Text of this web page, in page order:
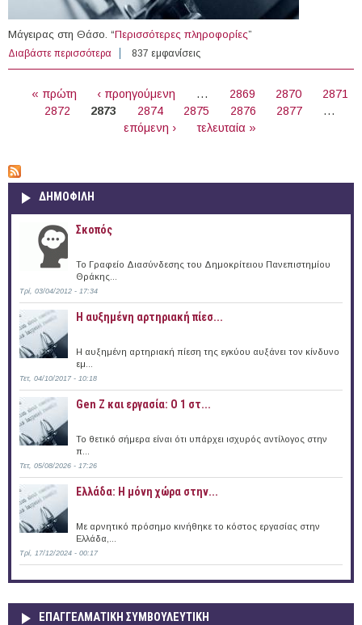
Μάγειρας στη Θάσο. “Περισσότερες πληροφορίες”
Διαβάστε περισσότερα για Μάγειρας στη Θάσο
837 εμφανίσεις
« πρώτη ‹ προηγούμενη … 2869 2870
2871
2872
2873 2874 2875 2876 2877
…
επόμενη ›
τελευταία »
ΔΗΜΟΦΙΛΗ
Σκοπός
Το Γραφείο Διασύνδεσης του Δημοκρίτειου Πανεπιστημίου
Θράκης...
Τρί, 03/04/2012 - 17:34
Η αυξημένη αρτηριακή πίεσ...
Η αυξημένη αρτηριακή πίεση της εγκύου αυξάνει τον κίνδυνο
εμ...
Τετ, 04/10/2017 - 10:18
Gen Z και εργασία: Ο 1 στ...
Το θετικό σήμερα είναι ότι υπάρχει ισχυρός αντίλογος στην
π...
Τετ, 05/08/2026 - 17:26
Ελλάδα: Η μόνη χώρα στην...
Με αρνητικό πρόσημο κινήθηκε το κόστος εργασίας στην
Ελλάδα,...
Τρί, 17/12/2024 - 00:17
ΕΠΑΓΓΕΛΜΑΤΙΚΉ ΣΥΜΒΟΥΛΕΥΤΙΚΉ